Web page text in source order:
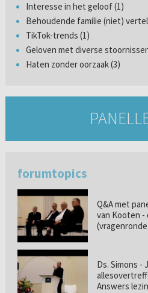
Interesse in het geloof (1)
Behoudende familie (niet)
TikTok-trends (1)
Geloven met diverse
Haten zonder oorzaak (3)
forumtopics
Q&A met
van Kooten -
Ds. Simons -
Answers